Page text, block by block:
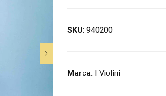
SKU: 940200
Marca: I Violini